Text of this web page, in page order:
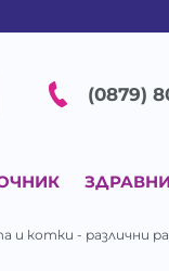
(0879)
и котки - различни